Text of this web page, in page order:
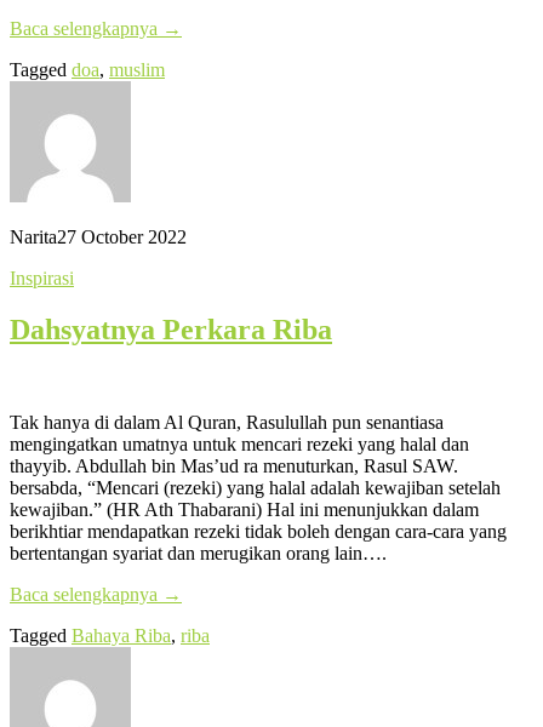
Baca selengkapnya →
Tagged doa, muslim
Narita27 October 2022
Inspirasi
Dahsyatnya Perkara Riba
Tak hanya di dalam Al Quran, Rasulullah pun senantiasa
mengingatkan umatnya untuk mencari rezeki yang halal dan
thayyib. Abdullah bin Mas’ud ra menuturkan, Rasul SAW.
bersabda, “Mencari (rezeki) yang halal adalah kewajiban setelah
kewajiban.” (HR Ath Thabarani) Hal ini menunjukkan dalam
berikhtiar mendapatkan rezeki tidak boleh dengan cara-cara yang
bertentangan syariat dan merugikan orang lain….
Baca selengkapnya →
Tagged Bahaya Riba, riba